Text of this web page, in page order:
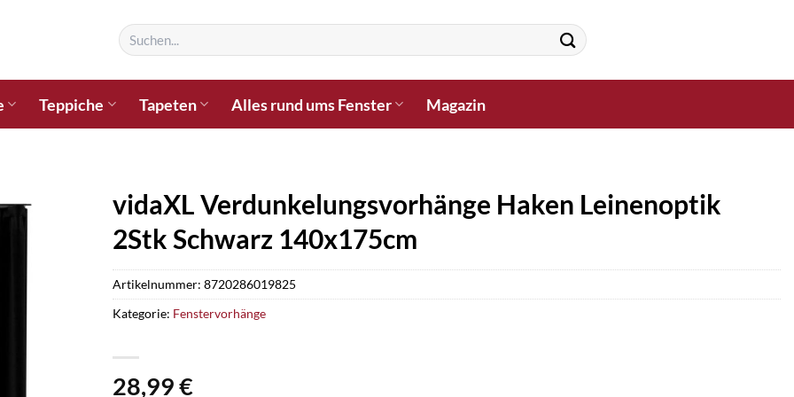
Suchen
nach:
Teppiche Tapeten Alles rund ums Fenster Magazin
vidaXL Verdunkelungsvorhänge Haken Leinenoptik
2Stk Schwarz 140x175cm
28,99€
Artikelnummer: 8720286019825
Kategorie: Fenstervorhänge